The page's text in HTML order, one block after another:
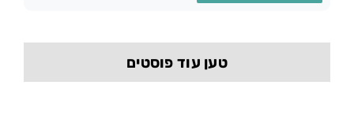
טען עוד פוסטים